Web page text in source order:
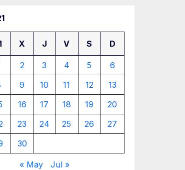
X J V S D
2 3 4 5
6
9 10 11 12
13
16 17 18 19
20
23 24 25 26
27
30
« May Jul »